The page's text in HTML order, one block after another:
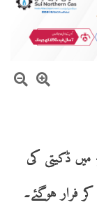
میں ڈکیتی کی
فرار ہوگئے۔